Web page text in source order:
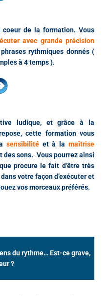
de la formation. Vous
avec grande précision
rythmiques donnés (
à 4 temps ).
ludique, et grâce à la
cette formation vous
sensibilitéet à lamaîtrise
des sons. Vous pourrez ainsi
procure le fait d’être très
dans votre façon d’exécuter et
vos morceaux préférés.
du rythme… Est-ce grave,
?